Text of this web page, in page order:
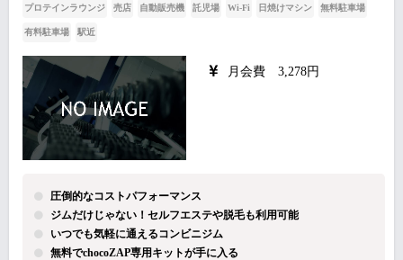
プロテインラウンジ 売店 自動販売機 託児場 Wi-Fi 日焼けマシン 無料駐車場
有料駐車場 駅近
月会費 3,278円
圧倒的なコストパフォーマンス
ジムだけじゃない！セルフエステや脱毛も利用可能
いつでも気軽に通えるコンビニジム
無料でchocoZAP専用キットが手に入る